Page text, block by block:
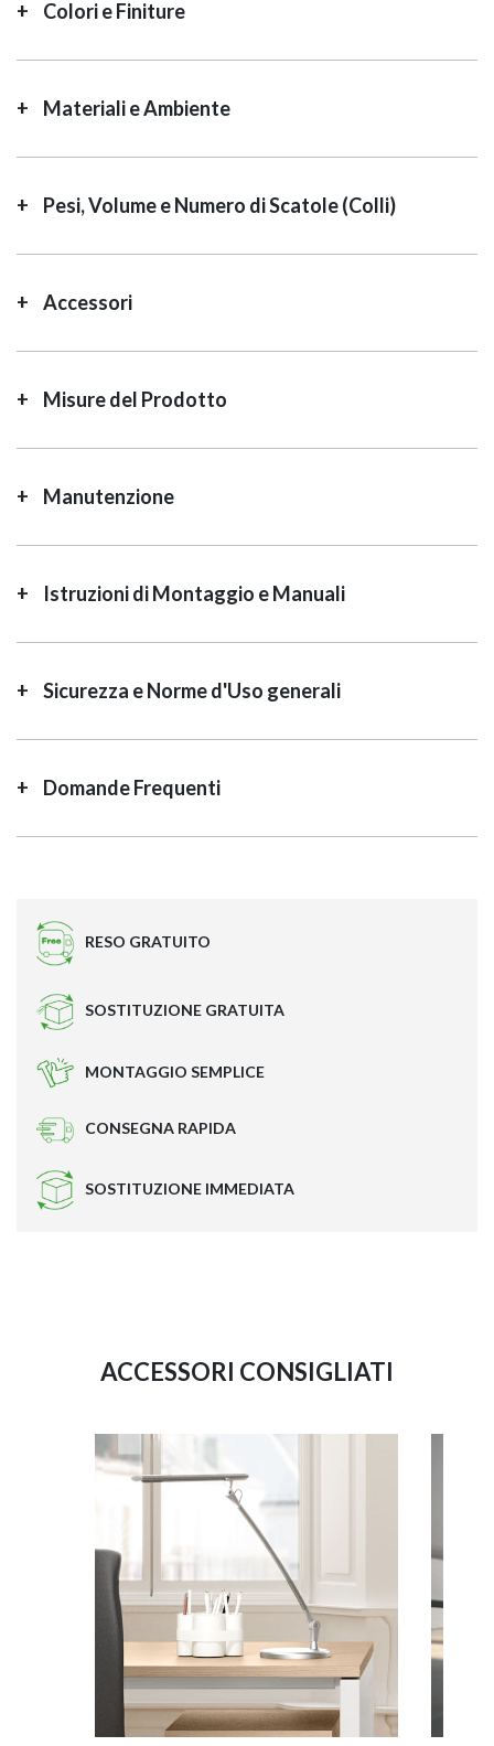
RESO GRATUITO
SOSTITUZIONE GRATUITA
MONTAGGIO SEMPLICE
CONSEGNA RAPIDA
SOSTITUZIONE IMMEDIATA
Colori e Finiture
Materiali e Ambiente
Pesi, Volume e Numero di Scatole (Colli)
Accessori
Misure del Prodotto
Manutenzione
Istruzioni di Montaggio e Manuali
Sicurezza e Norme d'Uso generali
Domande Frequenti
ACCESSORI CONSIGLIATI